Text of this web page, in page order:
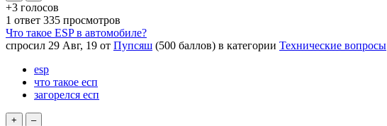
+3 голосов
1 ответ 335 просмотров
Что такое ESP в автомобиле?
спросил 29 Авг, 19 от Пупсяш (500 баллов) в категории Технические вопросы
esp
что такое есп
загорелся есп